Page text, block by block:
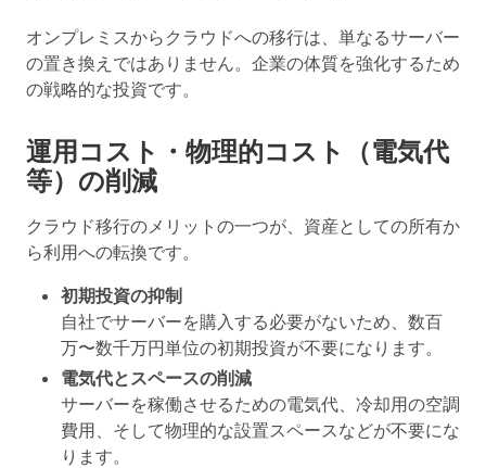
オンプレミスからクラウドへの移行は、単なるサーバー
の置き換えではありません。企業の体質を強化するため
の戦略的な投資です。
運用コスト・物理的コスト（電気代
等）の削減
クラウド移行のメリットの一つが、資産としての所有か
ら利用への転換です。
初期投資の抑制
自社でサーバーを購入する必要がないため、数百
万〜数千万円単位の初期投資が不要になります。
電気代とスペースの削減
サーバーを稼働させるための電気代、冷却用の空調
費用、そして物理的な設置スペースなどが不要にな
ります。